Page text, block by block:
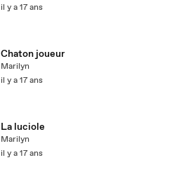
il y a 17 ans
Chaton joueur
Marilyn
il y a 17 ans
La luciole
Marilyn
il y a 17 ans